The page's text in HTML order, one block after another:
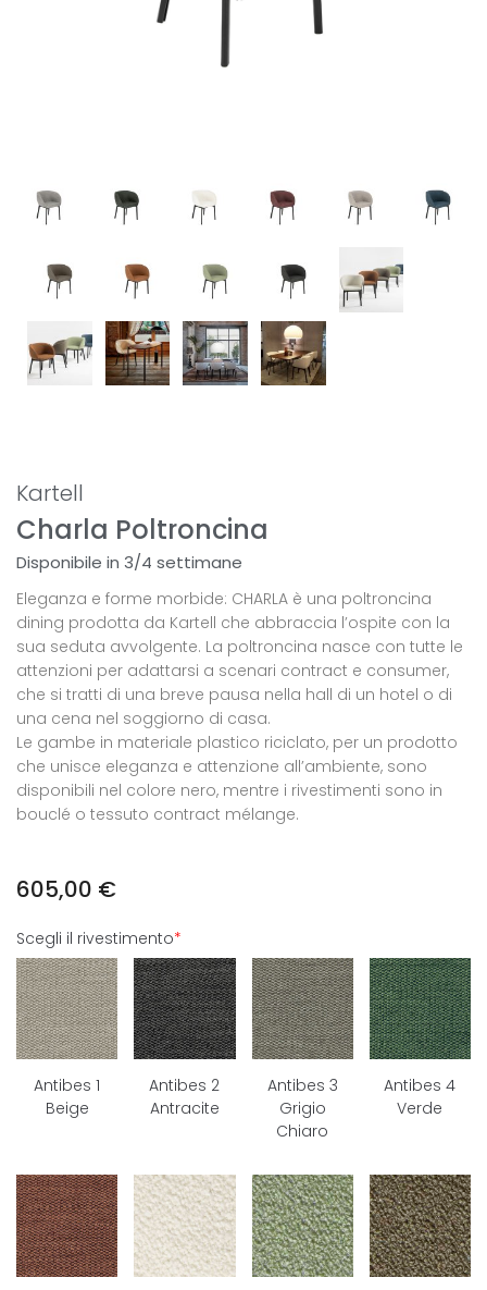
Kartell
Charla Poltroncina
Disponibile in 3/4 settimane
Eleganza e forme morbide: CHARLA è una poltroncina
dining prodotta da Kartell che abbraccia l’ospite con la
sua seduta avvolgente. La poltroncina nasce con tutte le
attenzioni per adattarsi a scenari contract e consumer,
che si tratti di una breve pausa nella hall di un hotel o di
una cena nel soggiorno di casa.
Le gambe in materiale plastico riciclato, per un prodotto
che unisce eleganza e attenzione all’ambiente, sono
disponibili nel colore nero, mentre i rivestimenti sono in
bouclé o tessuto contract mélange.
605,00 €
Scegli il rivestimento*
Antibes 1
Beige
Antibes 2
Antracite
Antibes 3
Grigio
Chiaro
Antibes 4
Verde